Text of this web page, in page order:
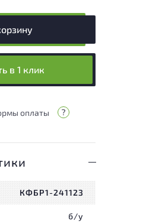
в 1 клик
оплаты
КФБР1-241123
б/у